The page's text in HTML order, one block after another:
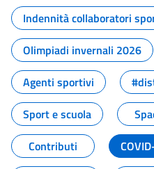
Indennità collaboratori
Olimpiadi invernali 2026
Agenti sportivi
Sport e scuola
Contributi